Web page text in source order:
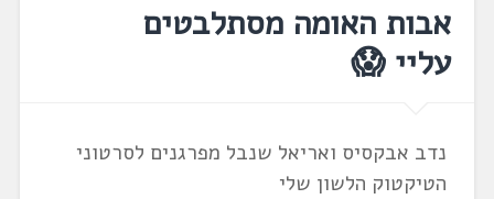
אבות האומה מסתלבטים
עליי 😱
נדב אבקסיס ואריאל שנבל מפרגנים לסרטוני
הטיקטוק הלשון שלי